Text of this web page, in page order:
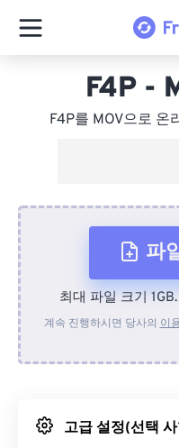
F4P -
F4P를 MOV으로 온
파
장
최대 파일 크기 1GB.
계속 진행하시면 당사의 이
고급 설정(선택